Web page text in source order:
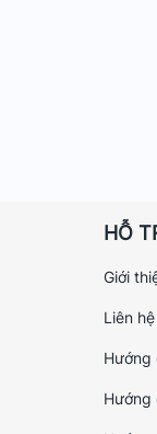
HỖ
Giới
Liên
Hướng
Hướng